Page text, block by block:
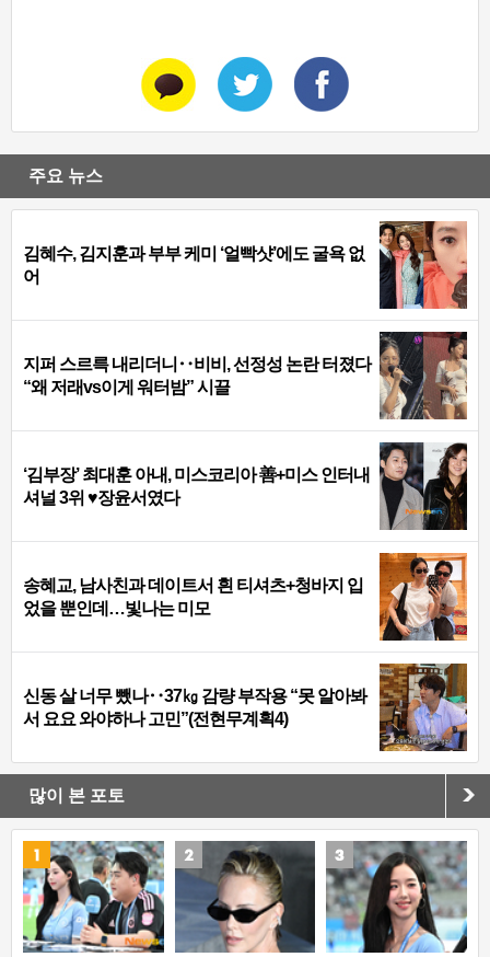
주요 뉴스
김혜수, 김지훈과 부부 케미 ‘얼빡샷’에도 굴욕 없
어
지퍼 스르륵 내리더니‥비비, 선정성 논란 터졌다
“왜 저래vs이게 워터밤” 시끌
‘김부장’ 최대훈 아내, 미스코리아 善+미스 인터내
셔널 3위 ♥장윤서였다
송혜교, 남사친과 데이트서 흰 티셔츠+청바지 입
었을 뿐인데…빛나는 미모
신동 살 너무 뺐나‥37㎏ 감량 부작용 “못 알아봐
서 요요 와야하나 고민”(전현무계획4)
많이 본 포토